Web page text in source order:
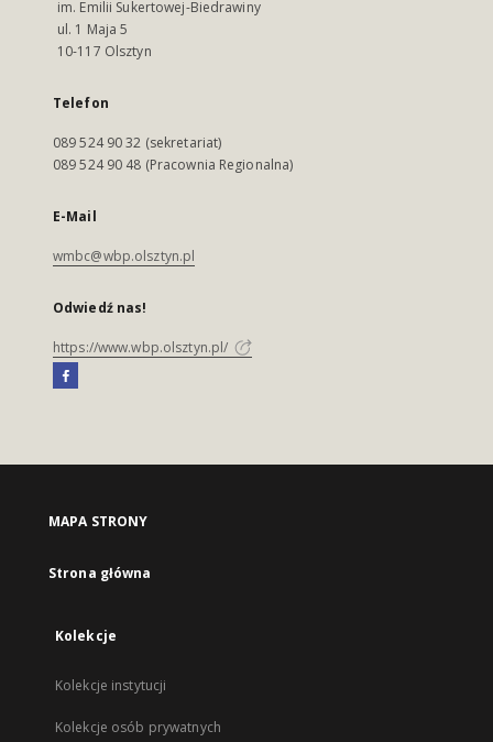
im. Emilii Sukertowej-Biedrawiny
ul. 1 Maja 5
10-117 Olsztyn
Telefon
089 524 90 32 (sekretariat)
089 524 90 48 (Pracownia Regionalna)
E-Mail
wmbc@wbp.olsztyn.pl
Odwiedź nas!
https://www.wbp.olsztyn.pl/
MAPA STRONY
Strona główna
Kolekcje
Kolekcje instytucji
Kolekcje osób prywatnych